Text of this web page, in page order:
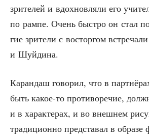
зри­те­лей и вдох­нов­ля­ли его
по рам­пе. Очень быст­ро он стал
гие зри­те­ли с вос­тор­гом
и Шуйдина.
Каран­даш гово­рил, что в
быть какое-то про­ти­во­ре­чие,
и в харак­те­рах, и во внеш­нем
тра­ди­ци­он­но пред­ста­вал в обра­зе